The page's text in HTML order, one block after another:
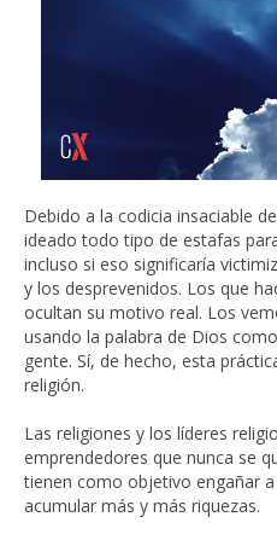
Debido a la codicia insaciable
ideado todo tipo de estafas
incluso si eso significaría
y los desprevenidos. Los que
ocultan su motivo real. Los
usando la palabra de Dios
gente. Sí, de hecho, esta
religión.
Las religiones y los líderes
emprendedores que nunca se
tienen como objetivo engañar
acumular más y más riquezas.